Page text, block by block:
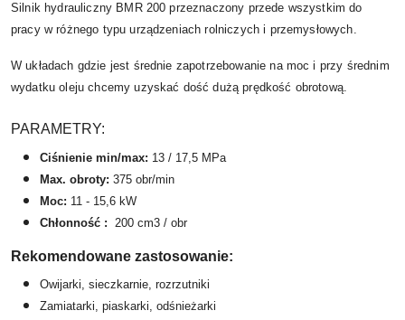
Silnik hydrauliczny BMR 200 przeznaczony przede wszystkim do
pracy w różnego typu urządzeniach rolniczych i przemysłowych.
W układach gdzie jest średnie zapotrzebowanie na moc i przy średnim
wydatku oleju chcemy uzyskać dość dużą prędkość obrotową.
PARAMETRY:
Ciśnienie min/max: 13 / 17,5 MPa
Max. obroty: 375 obr/min
Moc: 11 - 15,6 kW
Chłonność : 200 cm3 / obr
Rekomendowane zastosowanie:
Owijarki, sieczkarnie, rozrzutniki
Zamiatarki, piaskarki, odśnieżarki